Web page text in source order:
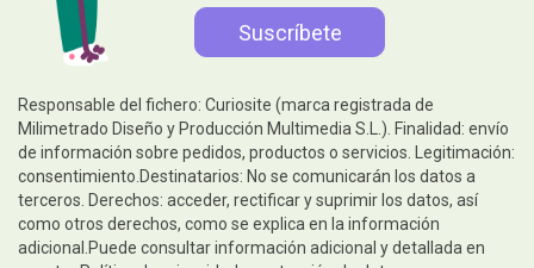
Responsable del fichero: Curiosite (marca registrada de
Milimetrado Diseño y Producción Multimedia S.L.). Finalidad: envío
de información sobre pedidos, productos o servicios. Legitimación:
consentimiento.Destinatarios: No se comunicarán los datos a
terceros. Derechos: acceder, rectificar y suprimir los datos, así
como otros derechos, como se explica en la información
adicional.Puede consultar información adicional y detallada en